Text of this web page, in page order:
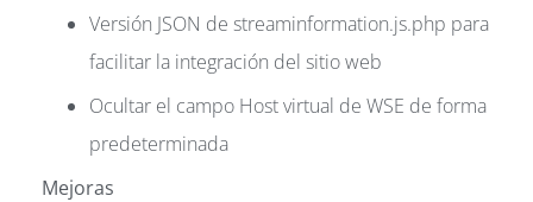
Versión JSON de streaminformation.js.php para
facilitar la integración del sitio web
Ocultar el campo Host virtual de WSE de forma
predeterminada
Mejoras